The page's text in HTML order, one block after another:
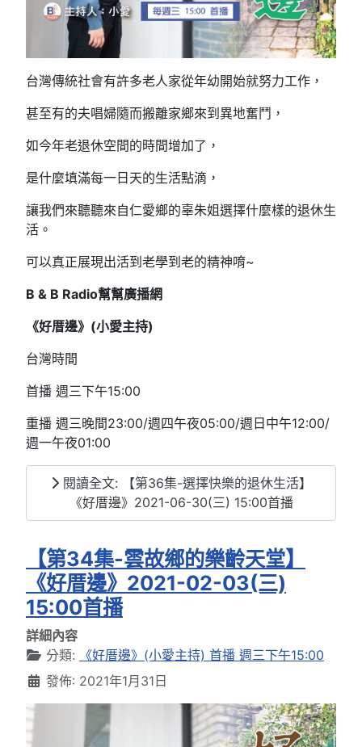
台灣傳統社會有許多老人家從年幼開始就努力工作，
甚至有的夫唱婦隨而搬離家鄉來到異地奮鬥，
如今年老退休空間的時間增加了，
是什麼填滿每一日天的生活點滴，
讓我們來聽聽來自仁愛鄉的辜朱姐選擇什麼樣的退休生
活。
可以真正展現出活到老學到老的精神唷~
B & B Radio幫幫廣播網
《好厝邊》(小愛主持)
台灣時間
首播 週三下午15:00
重播 週三晚間23:00/週四午夜05:00/週日中午12:00/
週一午夜01:00
閱讀全文: 【第36集-選擇快樂的退休生活】
《好厝邊》2021-06-30(三) 15:00首播
【第34集-雲故鄉的樂齡天堂】
《好厝邊》2021-02-03(三)
15:00首播
詳細內容
分類:
《好厝邊》(小愛主持) 首播 週三下午15:00
發佈: 2021年1月31日